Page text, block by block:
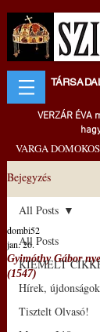
VERZÁR ÉVA
VARGA
Bejegyzés
All Posts
KIEMELT
Hírek, újdonságok
Tisztelt Olvasó!
All Posts
Gyimóthy Gábor
(1547)
dombi52
jan. 26.